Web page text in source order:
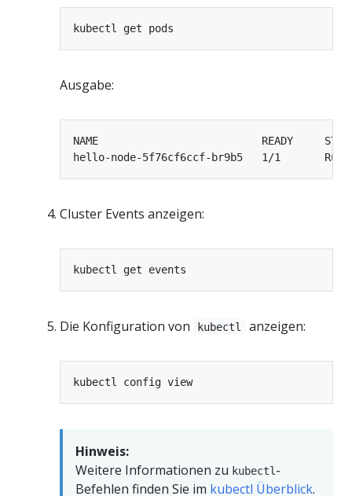
Ausgabe:
hello-node-5f76cf6ccf-br9b5   1/1
Cluster Events anzeigen:
Die Konfiguration von kubectl anzeigen:
Hinweis:
Weitere Informationen zu kubectl -
Befehlen finden Sie im kubectl Überblick.